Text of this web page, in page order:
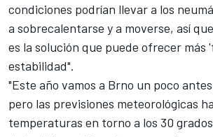
condiciones podrían llevar a los
a sobrecalentarse y a moverse, así
es la solución que puede ofrecer más
estabilidad".
"Este año vamos a Brno un poco
pero las previsiones meteorológicas
temperaturas en torno a los 30